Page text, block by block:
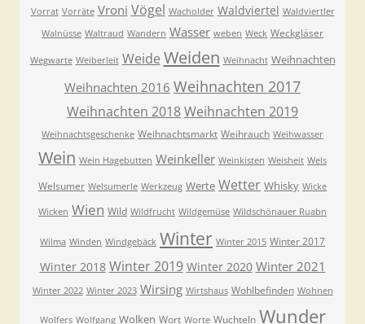
Vorrat Vorräte Vroni Vögel Wacholder Waldviertel Waldviertler
Walnüsse Waltraud Wandern Wasser weben Weck Weckgläser
Wegwarte Weiberleit Weide Weiden Weihnacht Weihnachten
Weihnachten 2016 Weihnachten 2017
Weihnachten 2018Weihnachten 2019
Weihnachtsgeschenke Weihnachtsmarkt Weihrauch Weihwasser
Wein Wein Hagebutten Weinkeller Weinkisten Weisheit Wels
Welsumer Welsumerle Werkzeug Werte Wetter Whisky Wicke
Wicken Wien Wild Wildfrucht Wildgemüse Wildschönauer Ruabn
Wilma Winden Windgebäck Winter Winter 2015 Winter 2017
Winter 2018 Winter 2019 Winter 2020 Winter 2021
Winter 2022 Winter 2023 Wirsing Wirtshaus Wohlbefinden Wohnen
Wolfers Wolfgang Wolken Wort Worte Wuchteln Wunder